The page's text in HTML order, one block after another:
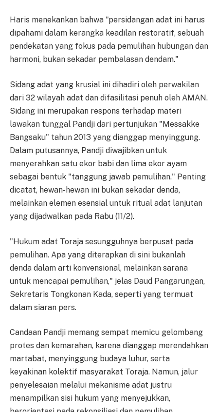
Haris menekankan bahwa "persidangan adat ini harus
dipahami dalam kerangka keadilan restoratif, sebuah
pendekatan yang fokus pada pemulihan hubungan dan
harmoni, bukan sekadar pembalasan dendam."
Sidang adat yang krusial ini dihadiri oleh perwakilan
dari 32 wilayah adat dan difasilitasi penuh oleh AMAN.
Sidang ini merupakan respons terhadap materi
lawakan tunggal Pandji dari pertunjukan "Messakke
Bangsaku" tahun 2013 yang dianggap menyinggung.
Dalam putusannya, Pandji diwajibkan untuk
menyerahkan satu ekor babi dan lima ekor ayam
sebagai bentuk "tanggung jawab pemulihan." Penting
dicatat, hewan-hewan ini bukan sekadar denda,
melainkan elemen esensial untuk ritual adat lanjutan
yang dijadwalkan pada Rabu (11/2).
"Hukum adat Toraja sesungguhnya berpusat pada
pemulihan. Apa yang diterapkan di sini bukanlah
denda dalam arti konvensional, melainkan sarana
untuk mencapai pemulihan," jelas Daud Pangarungan,
Sekretaris Tongkonan Kada, seperti yang termuat
dalam siaran pers.
Candaan Pandji memang sempat memicu gelombang
protes dan kemarahan, karena dianggap merendahkan
martabat, menyinggung budaya luhur, serta
keyakinan kolektif masyarakat Toraja. Namun, jalur
penyelesaian melalui mekanisme adat justru
menampilkan sisi hukum yang menyejukkan,